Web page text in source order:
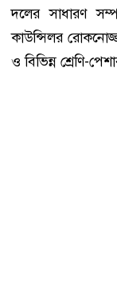
দলের সাধারণ
কাউন্সিলর
ও বিভিন্ন শ্রেণি-